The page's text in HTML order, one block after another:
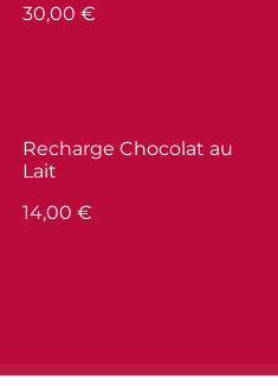
30,00 €
Recharge Chocolat au
Lait
14,00 €